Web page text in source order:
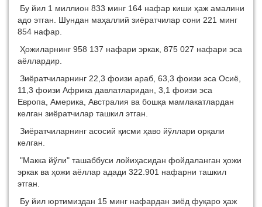
Бу йил 1 миллион 833 минг 164 нафар киши ҳаж амалини
адо этган. Шундан маҳаллий зиёратчилар сони 221 минг
854 нафар.
Ҳожиларнинг 958 137 нафари эркак, 875 027 нафари эса
аёллардир.
Зиёратчиларнинг 22,3 фоизи араб, 63,3 фоизи эса Осиё,
11,3 фоизи Африка давлатларидан, 3,1 фоизи эса
Европа, Америка, Австралия ва бошқа мамлакатлардан
келган зиёратчилар ташкил этган.
Зиёратчиларнинг асосий қисми ҳаво йўллари орқали
келган.
"Макка йўли" ташаббуси лойиҳасидан фойдаланган ҳожи
эркак ва ҳожи аёллар адади 322.901 нафарни ташкил
этган.
Бу йил юртимиздан 15 минг нафардан зиёд фуқаро ҳаж